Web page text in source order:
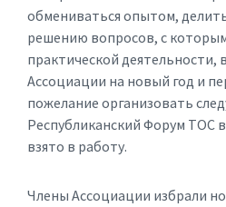
обмениваться опытом,
решению вопросов, с
практической деятельности,
Ассоциации на новый год и
пожелание организовать
Республиканский Форум ТОС
взято в работу.
Члены Ассоциации избрали